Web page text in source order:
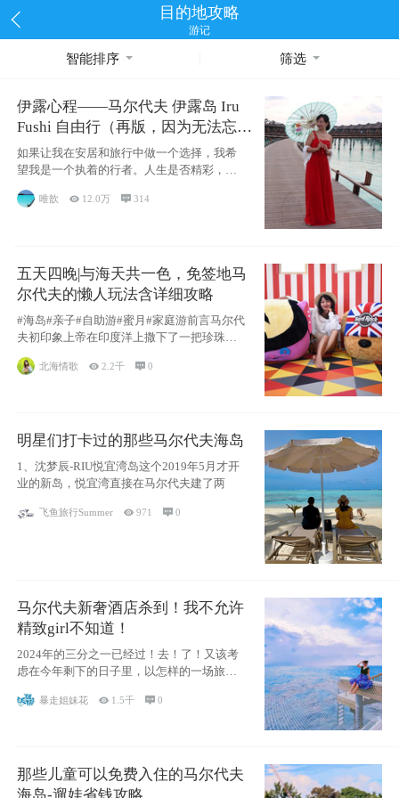
目的地攻略
游记
智能排序 筛选
伊露心程——马尔代夫 伊露岛 Iru
Fushi 自由行（再版，因为无法忘却
的留恋）
如果让我在安居和旅行中做一个选择，我希
望我是一个执着的行者。人生是否精彩，都
源于自己
唯歆  12.0万  314
五天四晚|与海天共一色，免签地马
尔代夫的懒人玩法含详细攻略
#海岛#亲子#自助游#蜜月#家庭游前言马尔代
夫初印象上帝在印度洋上撒下了一把珍珠，
北海情歌 2.2千 0
明星们打卡过的那些马尔代夫海岛
1、沈梦辰-RIU悦宜湾岛这个2019年5月才开
业的新岛，悦宜湾直接在马尔代夫建了两
飞鱼旅行Summer 971 0
马尔代夫新奢酒店杀到！我不允许
精致girl不知道！
2024年的三分之一已经过！去！了！又该考
虑在今年剩下的日子里，以怎样的一场旅行
暴走姐妹花  1.5千 0
那些儿童可以免费入住的马尔代夫